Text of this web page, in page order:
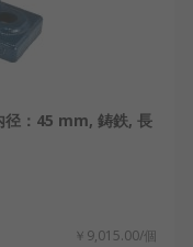
径：45 mm, 鋳鉄, 長
￥9,015.00/個